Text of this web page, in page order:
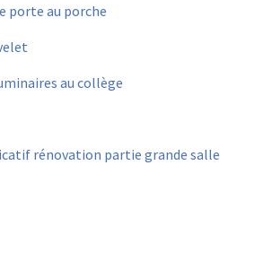
porte au porche
au collège
rénovation partie grande salle